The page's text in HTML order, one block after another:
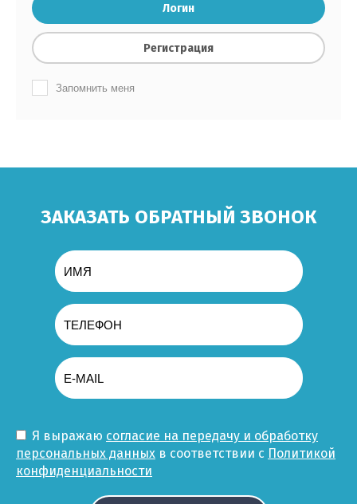
Логин
Регистрация
Запомнить меня
ЗАКАЗАТЬ ОБРАТНЫЙ ЗВОНОК
Я выражаю согласие на передачу и обработку
персональных данных в соответствии с Политикой
конфиденциальности